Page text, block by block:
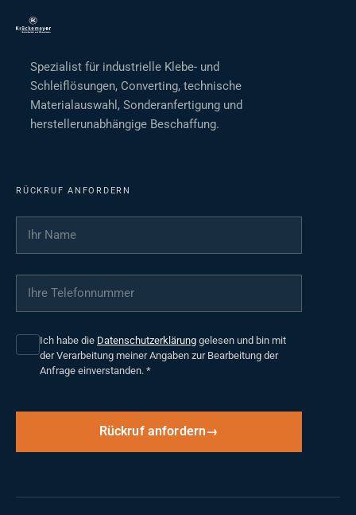
Spezialist für industrielle Klebe- und
Schleiflösungen, Converting, technische
Materialauswahl, Sonderanfertigung und
herstellerunabhängige Beschaffung.
RÜCKRUF ANFORDERN
Ihr Name
Ihre Telefonnummer
Ich habe die Datenschutzerklärung gelesen und bin mit
der Verarbeitung meiner Angaben zur Bearbeitung der
Anfrage einverstanden. *
Rückruf anfordern